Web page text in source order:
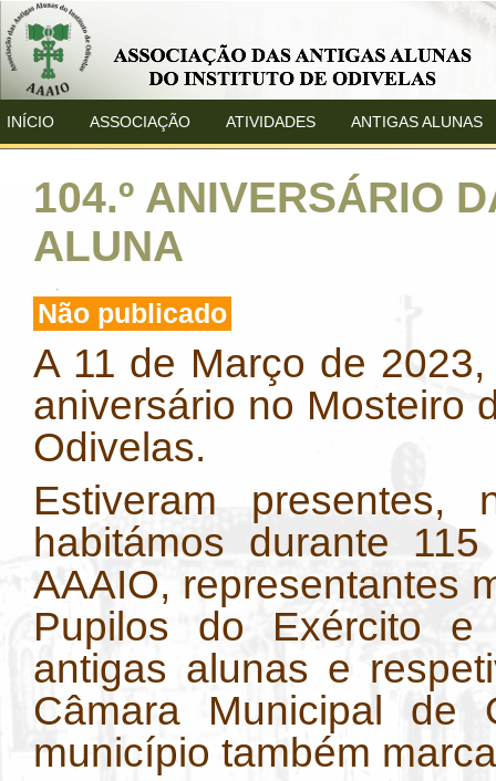
INÍCIO ASSOCIAÇÃO ATIVIDADES ANTIGAS ALUNAS
104.º ANIVERSÁRIO
ALUNA
Não publicado
A 11 de Março de
aniversário no Mosteiro
Odivelas.
Estiveram
habitámos durante
AAAIO, representantes
Pupilos do Exército e
antigas alunas e
Câmara Municipal de
município também